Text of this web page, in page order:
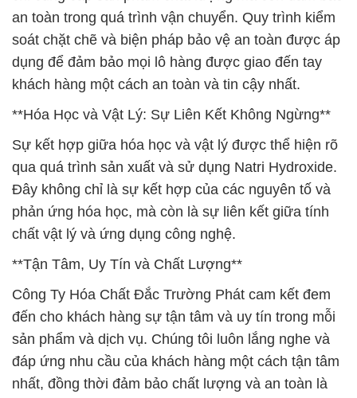
an toàn trong quá trình vận chuyển. Quy trình kiểm
soát chặt chẽ và biện pháp bảo vệ an toàn được áp
dụng để đảm bảo mọi lô hàng được giao đến tay
khách hàng một cách an toàn và tin cậy nhất.
**Hóa Học và Vật Lý: Sự Liên Kết Không Ngừng**
Sự kết hợp giữa hóa học và vật lý được thể hiện rõ
qua quá trình sản xuất và sử dụng Natri Hydroxide.
Đây không chỉ là sự kết hợp của các nguyên tố và
phản ứng hóa học, mà còn là sự liên kết giữa tính
chất vật lý và ứng dụng công nghệ.
**Tận Tâm, Uy Tín và Chất Lượng**
Công Ty Hóa Chất Đắc Trường Phát cam kết đem
đến cho khách hàng sự tận tâm và uy tín trong mỗi
sản phẩm và dịch vụ. Chúng tôi luôn lắng nghe và
đáp ứng nhu cầu của khách hàng một cách tận tâm
nhất, đồng thời đảm bảo chất lượng và an toàn là